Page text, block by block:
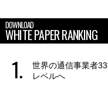
DOWNLOAD
WHITE PAPER RANKING
世界の通信事業者
レベルへ